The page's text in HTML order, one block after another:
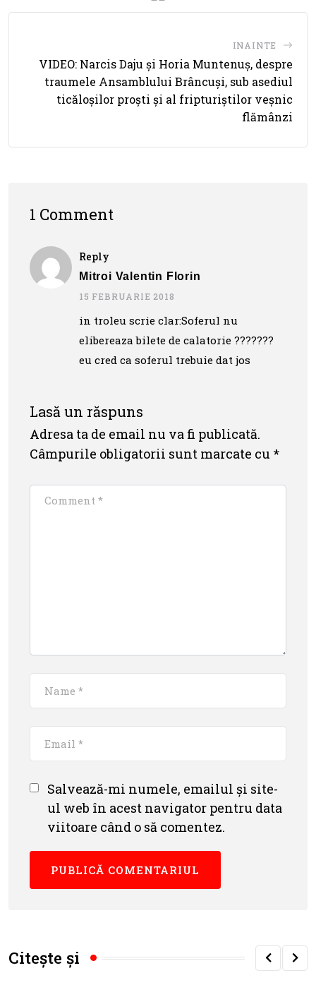
INAINTE
VIDEO: Narcis Daju și Horia Muntenuș, despre
traumele Ansamblului Brâncuși, sub asediul
ticăloșilor proști și al fripturiștilor veșnic
flămânzi
1 Comment
Reply
Mitroi Valentin Florin
15 FEBRUARIE 2018
in troleu scrie clar:Soferul nu
elibereaza bilete de calatorie ???????
eu cred ca soferul trebuie dat jos
Lasă un răspuns
Adresa ta de email nu va fi publicată.
Câmpurile obligatorii sunt marcate cu *
Salvează-mi numele, emailul și site-
ul web în acest navigator pentru data
viitoare când o să comentez.
Citește și